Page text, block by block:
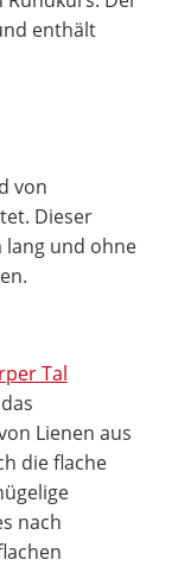
enthält
von
Dieser
lang und ohne
Tal
Lienen aus
die flache
nach